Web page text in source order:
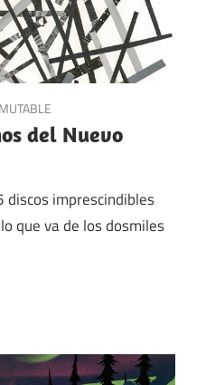
del Nuevo
discos imprescindibles
que va de los dosmiles